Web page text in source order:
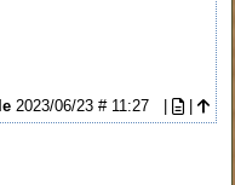
2023/06/23 # 11:27